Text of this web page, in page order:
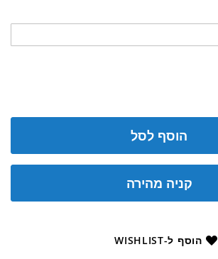
הוסף לסל
קניה מהירה
הוסף ל-WISHLIST